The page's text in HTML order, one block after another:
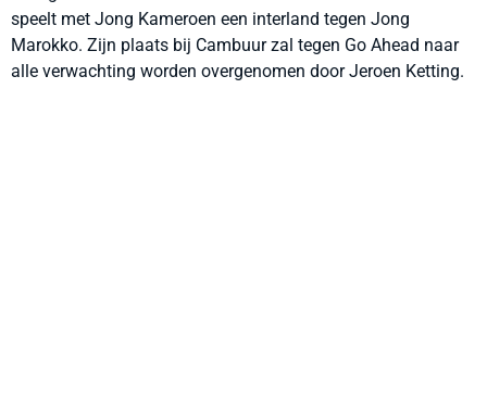
speelt met Jong Kameroen een interland tegen Jong
Marokko. Zijn plaats bij Cambuur zal tegen Go Ahead naar
alle verwachting worden overgenomen door Jeroen Ketting.